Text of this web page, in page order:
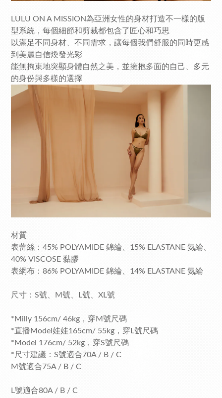
LULU ON A MISSION為亞洲女性的身材打造不一樣的版
型系統，每個細節和剪裁都包含了匠心和巧思
以滿足不同身材、不同需求，讓每個我們舒服的同時更感
到美麗自信煥發光彩
能無拘束地突顯身體自然之美，並擁抱多面的自己、多元
的身份與多樣的選擇
材質
表蕾絲：45% POLYAMIDE 錦綸、15% ELASTANE 氨綸、
40% VISCOSE 黏膠
表網布：86% POLYAMIDE 錦綸、14% ELASTANE 氨綸
尺寸：S號、M號、L號、XL號
*Milly 156cm/ 46kg，穿M號尺碼
*直播Model娃娃165cm/ 55kg，穿L號尺碼
*Model 176cm/ 52kg，穿S號尺碼
*尺寸建議：S號適合70A / B / C
M號適合75A / B / C
L號適合80A / B / C